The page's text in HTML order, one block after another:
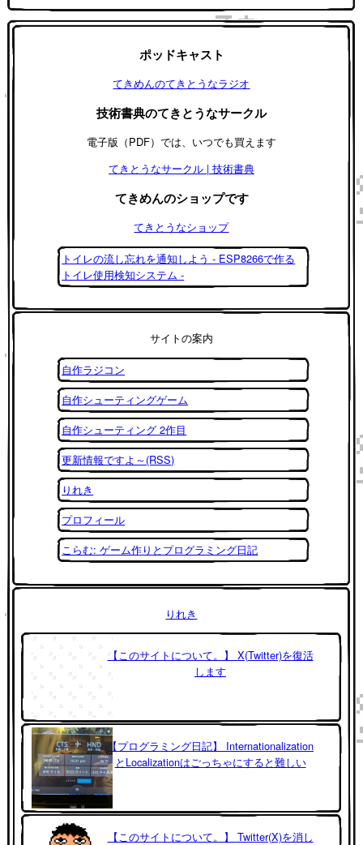
ポッドキャスト
てきめんのてきとうなラジオ
技術書典のてきとうなサークル
電子版（PDF）では、いつでも買えます
てきとうなサークル | 技術書典
てきめんのショップです
てきとうなショップ
トイレの流し忘れを通知しよう - ESP8266で作る
トイレ使用検知システム -
サイトの案内
自作ラジコン
自作シューティングゲーム
自作シューティング 2作目
更新情報ですよ～(RSS)
りれき
プロフィール
こらむ: ゲーム作りとプログラミング日記
りれき
【このサイトについて。】 X(Twitter)を復活
します
【プログラミング日記】 Internationalization
とLocalizationはごっちゃにすると難しい
【このサイトについて。】 Twitter(X)を消し